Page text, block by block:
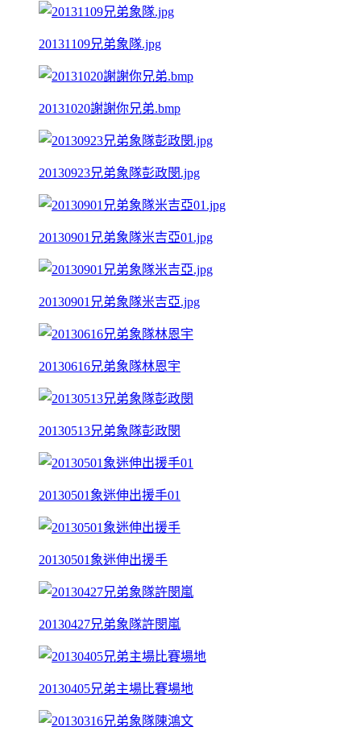
20131109兄弟象隊.jpg
20131020謝謝你兄弟.bmp
20130923兄弟象隊彭政閔.jpg
20130901兄弟象隊米吉亞01.jpg
20130901兄弟象隊米吉亞.jpg
20130616兄弟象隊林恩宇
20130513兄弟象隊彭政閔
20130501象迷伸出援手01
20130501象迷伸出援手
20130427兄弟象隊許閔嵐
20130405兄弟主場比賽場地